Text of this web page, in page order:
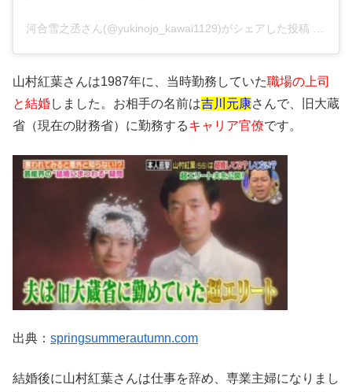
山村紅葉さんは1987年に、当時勤務していた職場の上司
と結婚しました。お相手の名前は吉川元康さんで、旧大蔵
省（現在の財務省）に勤務するキャリア官僚です。
出典： springsummerautumn.com
結婚後に山村紅葉さんは仕事を辞め、専業主婦になりまし